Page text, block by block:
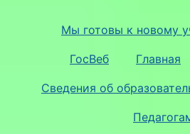
Мы готовы к новому
ГосВеб Главная
Сведения об